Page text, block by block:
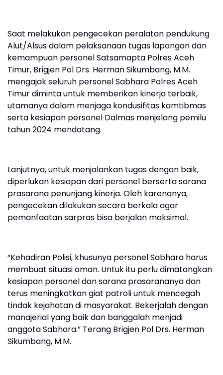
Saat melakukan pengecekan peralatan pendukung
Alut/Alsus dalam pelaksanaan tugas lapangan dan
kemampuan personel Satsamapta Polres Aceh
Timur, Brigjen Pol Drs. Herman Sikumbang, M.M.
mengajak seluruh personel Sabhara Polres Aceh
Timur diminta untuk memberikan kinerja terbaik,
utamanya dalam menjaga kondusifitas kamtibmas
serta kesiapan personel Dalmas menjelang pemilu
tahun 2024 mendatang.
Lanjutnya, untuk menjalankan tugas dengan baik,
diperlukan kesiapan dari personel berserta sarana
prasarana penunjang kinerja. Oleh karenanya,
pengecekan dilakukan secara berkala agar
pemanfaatan sarpras bisa berjalan maksimal.
“Kehadiran Polisi, khusunya personel Sabhara harus
membuat situasi aman. Untuk itu perlu dimatangkan
kesiapan personel dan sarana prasarananya dan
terus meningkatkan giat patroli untuk mencegah
tindak kejahatan di masyarakat. Bekerjalah dengan
manajerial yang baik dan banggalah menjadi
anggota Sabhara.” Terang Brigjen Pol Drs. Herman
Sikumbang, M.M.